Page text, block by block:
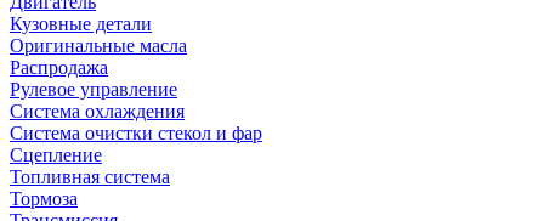
Кузовные детали
Оригинальные масла
Распродажа
Рулевое управление
Система охлаждения
Система очистки стекол и фар
Сцепление
Топливная система
Тормоза